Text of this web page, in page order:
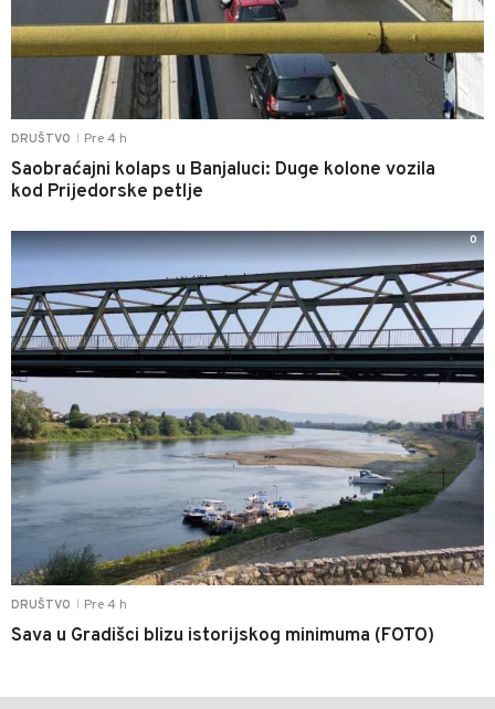
DRUŠTVO Pre 4 h
Saobraćajni kolaps u Banjaluci: Duge kolone vozila
kod Prijedorske petlje
DRUŠTVO Pre 4 h
Sava u Gradišci blizu istorijskog minimuma (FOTO)
0